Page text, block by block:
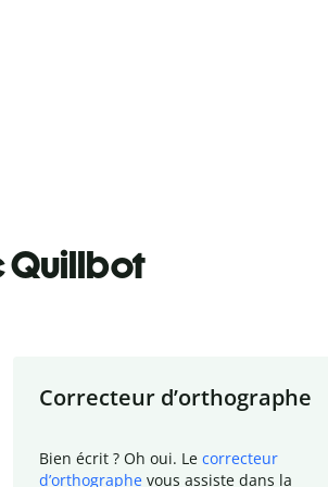
Quillbot
Correcteur d’orthographe
Bien écrit ? Oh oui. Le correcteur
d’orthographe vous assiste dans la